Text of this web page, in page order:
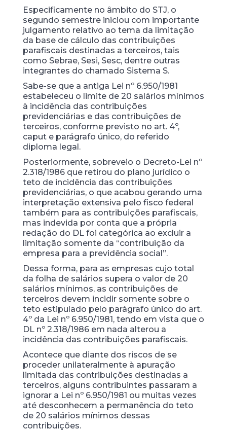
Especificamente no âmbito do STJ, o
segundo semestre iniciou com importante
julgamento relativo ao tema da limitação
da base de cálculo das contribuições
parafiscais destinadas a terceiros, tais
como Sebrae, Sesi, Sesc, dentre outras
integrantes do chamado Sistema S.
Sabe-se que a antiga Lei nº 6.950/1981
estabeleceu o limite de 20 salários mínimos
à incidência das contribuições
previdenciárias e das contribuições de
terceiros, conforme previsto no art. 4º,
caput e parágrafo único, do referido
diploma legal.
Posteriormente, sobreveio o Decreto-Lei nº
2.318/1986 que retirou do plano jurídico o
teto de incidência das contribuições
previdenciárias, o que acabou gerando uma
interpretação extensiva pelo fisco federal
também para as contribuições parafiscais,
mas indevida por conta que a própria
redação do DL foi categórica ao excluir a
limitação somente da “contribuição da
empresa para a previdência social”.
Dessa forma, para as empresas cujo total
da folha de salários supera o valor de 20
salários mínimos, as contribuições de
terceiros devem incidir somente sobre o
teto estipulado pelo parágrafo único do art.
4º da Lei nº 6.950/1981, tendo em vista que o
DL nº 2.318/1986 em nada alterou a
incidência das contribuições parafiscais.
Acontece que diante dos riscos de se
proceder unilateralmente à apuração
limitada das contribuições destinadas a
terceiros, alguns contribuintes passaram a
ignorar a Lei nº 6.950/1981 ou muitas vezes
até desconhecem a permanência do teto
de 20 salários mínimos dessas
contribuições.